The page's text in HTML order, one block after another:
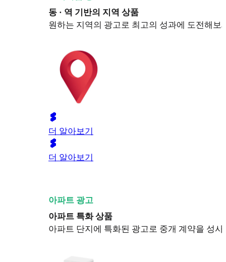
동 · 역 기반의 지역 상품
원하는 지역의 광고로 최고의 성과에 도전해보
더 알아보기
더 알아보기
아파트 광고
아파트 특화 상품
아파트 단지에 특화된 광고로 중개 계약을 성사